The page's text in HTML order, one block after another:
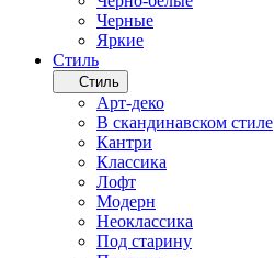
Черные
Яркие
Стиль
Стиль
Арт-деко
В скандинавском стиле
Кантри
Классика
Лофт
Модерн
Неоклассика
Под старину